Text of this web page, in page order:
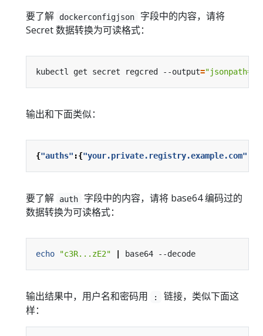
要了解
dockerconfigjson
字段中的内容，请将
Secret 数据转换为可读格式：
kubectl get secret regcred --output=
输出和下面类似：
{"auths" :{"your.private.registry.example.com"
要了解 auth
字段中的内容，请将 base64 编码过的
数据转换为可读格式：
echo "c3R...zE2"
输出结果中，用户名和密码用 :
链接，类似下面这
样：